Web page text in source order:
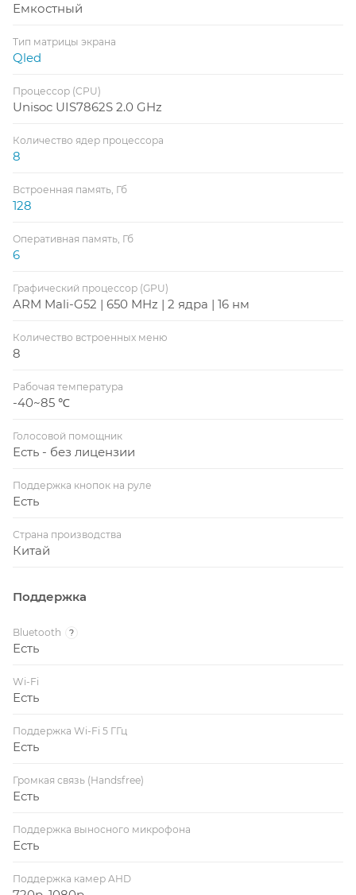
Емкостный
Тип матрицы экрана
Qled
Процессор (CPU)
Unisoc UIS7862S 2.0 GHz
Количество ядер процессора
8
Встроенная память, Гб
128
Оперативная память, Гб
6
Графический процессор (GPU)
ARM Mali-G52 | 650 MHz | 2 ядра | 16 нм
Количество встроенных меню
8
Рабочая температура
-40~85 ℃
Голосовой помощник
Есть - без лицензии
Поддержка кнопок на руле
Есть
Страна производства
Китай
Поддержка
Bluetooth ?
Есть
Wi-Fi
Есть
Поддержка Wi-Fi 5 ГГц
Есть
Громкая связь (Handsfree)
Есть
Поддержка выносного микрофона
Есть
Поддержка камер AHD